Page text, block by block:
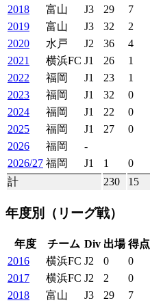
2018
富山 J3 29 7
2019
富山 J3 32 2
2020
水戸 J2 36 4
2021
横浜FC J1 26 1
2022
福岡 J1 23 1
2023
福岡 J1 32 0
2024
福岡 J1 22 0
2025
福岡 J1 27 0
2026
福岡 -
2026/27 福岡 J1 1 0
計
230 15
年度別 （リーグ戦）
年度 チーム Div 出場 得点
2016
横浜FC J2 0 0
2017
横浜FC J2 2 0
2018
富山 J3 29 7